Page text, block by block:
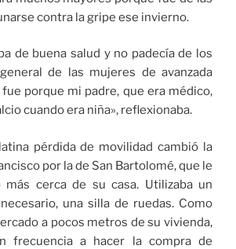
contra la gripe ese invierno.
de buena salud y no padecía de los
de las mujeres de avanzada
fue porque mi padre, que era médico,
cuando era niña», reflexionaba.
pérdida de movilidad cambió la
por la de San Bartolomé, que le
más cerca de su casa. Utilizaba un
una silla de ruedas. Como
a pocos metros de su vivienda,
frecuencia a hacer la compra de